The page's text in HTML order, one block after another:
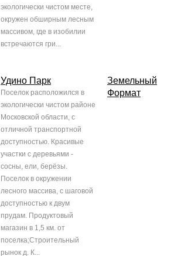
экологически чистом месте,
окружен обширным лесным
массивом, где в изобилии
встречаются гри...
Удино Парк
Поселок расположился в
экологически чистом районе
Московской области, с
отличной транспортной
доступностью. Красивые
участки с деревьями -
сосны, ели, берёзы.
Поселок в окружении
лесного массива, с шаговой
доступностью к двум
прудам. Продуктовый
магазин в 1,5 км. от
поселка;Строительный
рынок д. К...
Земельный
Формат